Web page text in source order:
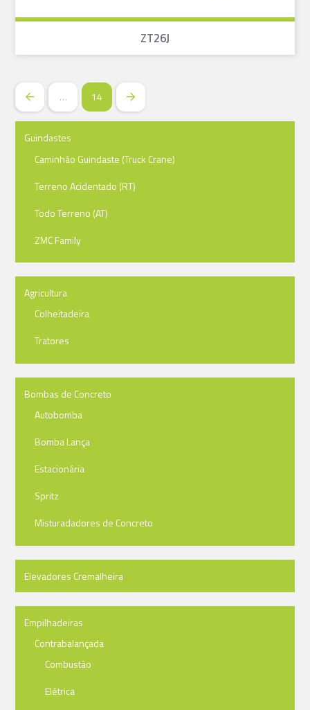
ZT26J
Prev … 14 Next
Guindastes
Caminhão Guindaste (Truck Crane)
Terreno Acidentado (RT)
Todo Terreno (AT)
ZMC Family
Agricultura
Colheitadeira
Tratores
Bombas de Concreto
Autobomba
Bomba Lança
Estacionária
Spritz
Misturadadores de Concreto
Elevadores Cremalheira
Empilhadeiras
Contrabalançada
Combustão
Elétrica